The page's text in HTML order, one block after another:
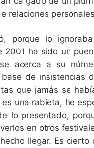
relaciones
porque lo
2001 ha sido un
acerca a su
de insistencias
que jamás se
una rabieta, he
lo presentado,
en otros
llegar. Es